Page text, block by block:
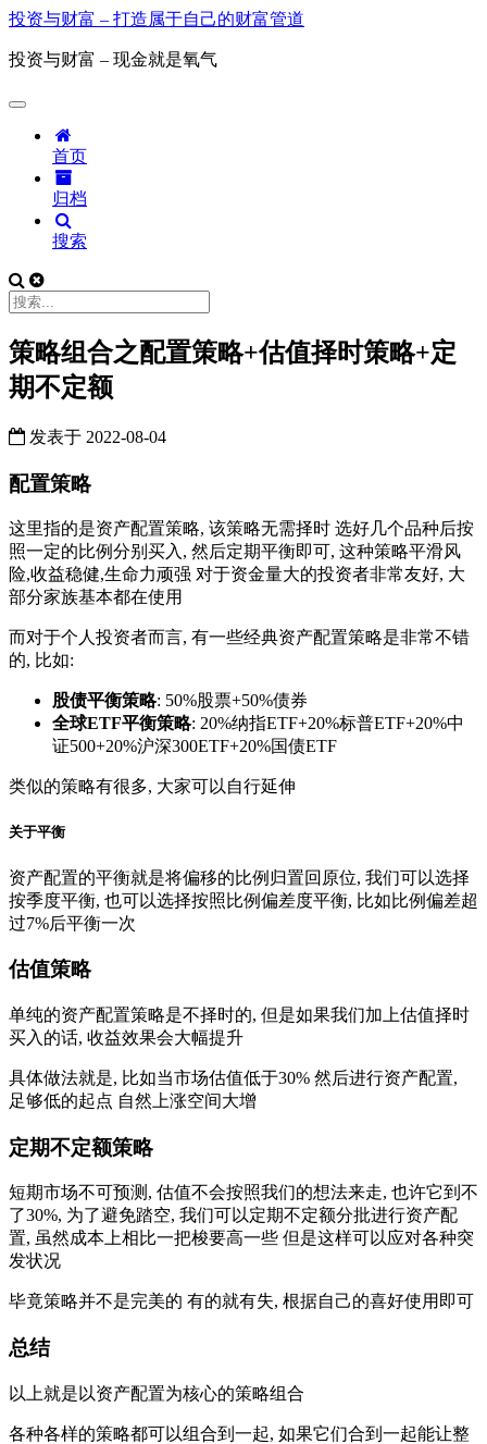
投资与财富 – 打造属于自己的财富管道
投资与财富 – 现金就是氧气
首页
归档
搜索
策略组合之配置策略+估值择时策略+定
期不定额
发表于 2022-08-04
配置策略
这里指的是资产配置策略, 该策略无需择时 选好几个品种后按
照一定的比例分别买入, 然后定期平衡即可, 这种策略平滑风
险,收益稳健,生命力顽强 对于资金量大的投资者非常友好, 大
部分家族基本都在使用
而对于个人投资者而言, 有一些经典资产配置策略是非常不错
的, 比如:
股债平衡策略: 50%股票+50%债券
全球ETF平衡策略: 20%纳指ETF+20%标普ETF+20%中
证500+20%沪深300ETF+20%国债ETF
类似的策略有很多, 大家可以自行延伸
关于平衡
资产配置的平衡就是将偏移的比例归置回原位, 我们可以选择
按季度平衡, 也可以选择按照比例偏差度平衡, 比如比例偏差超
过7%后平衡一次
估值策略
单纯的资产配置策略是不择时的, 但是如果我们加上估值择时
买入的话, 收益效果会大幅提升
具体做法就是, 比如当市场估值低于30% 然后进行资产配置,
足够低的起点 自然上涨空间大增
定期不定额策略
短期市场不可预测, 估值不会按照我们的想法来走, 也许它到不
了30%, 为了避免踏空, 我们可以定期不定额分批进行资产配
置, 虽然成本上相比一把梭要高一些 但是这样可以应对各种突
发状况
毕竟策略并不是完美的 有的就有失, 根据自己的喜好使用即可
总结
以上就是以资产配置为核心的策略组合
各种各样的策略都可以组合到一起, 如果它们合到一起能让整